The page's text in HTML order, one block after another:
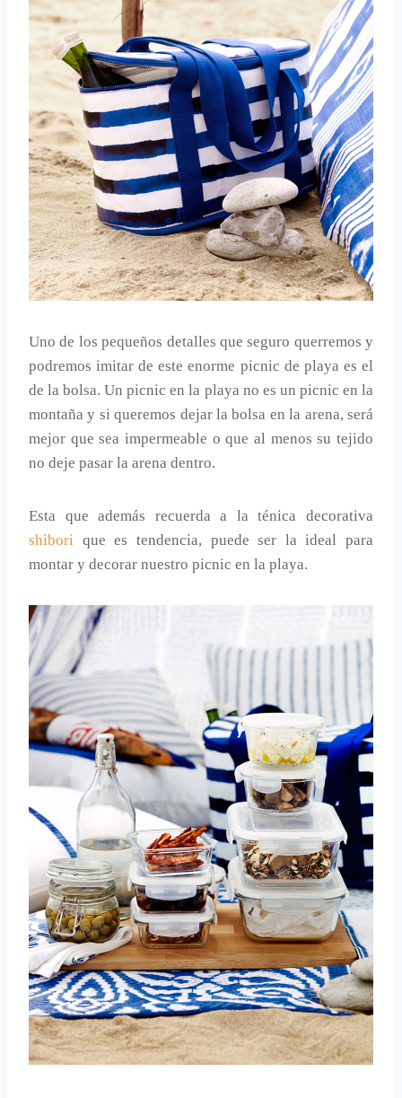
Uno de los pequeños detalles que seguro querremos y
podremos imitar de este enorme picnic de playa es el
de la bolsa. Un picnic en la playa no es un picnic en la
montaña y si queremos dejar la bolsa en la arena, será
mejor que sea impermeable o que al menos su tejido
no deje pasar la arena dentro.
Esta que además recuerda a la ténica decorativa
shibori que es tendencia, puede ser la ideal para
montar y decorar nuestro picnic en la playa.